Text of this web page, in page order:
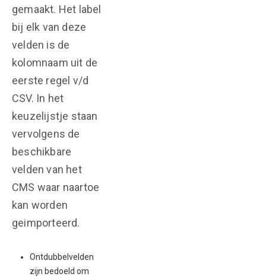
gemaakt. Het label
bij elk van deze
velden is de
kolomnaam uit de
eerste regel v/d
CSV. In het
keuzelijstje staan
vervolgens de
beschikbare
velden van het
CMS waar naartoe
kan worden
geimporteerd.
Ontdubbelvelden
zijn bedoeld om